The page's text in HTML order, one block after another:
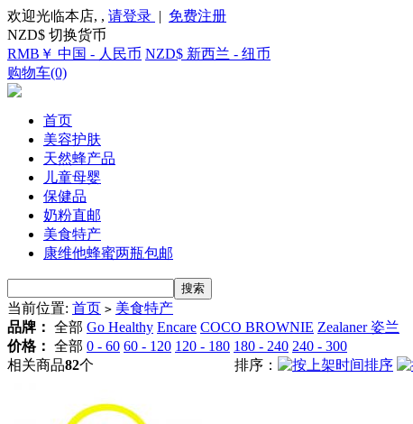
欢迎光临本店, , 请登录 | 免费注册
NZD$ 切换货币
RMB￥ 中国 - 人民币 NZD$ 新西兰 - 纽币
购物车(0)
首页
美容护肤
天然蜂产品
儿童母婴
保健品
奶粉直邮
美食特产
康维他蜂蜜两瓶包邮
当前位置: 首页 > 美食特产
品牌： 全部 Go Healthy Encare COCO BROWNIE Zealaner 姿兰
价格： 全部 0 - 60 60 - 120 120 - 180 180 - 240 240 - 300
相关商品82个 排序：